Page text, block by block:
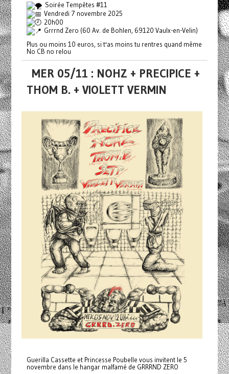
Soirée Tempêtes #11
Vendredi 7 novembre 2025
20h00
Grrrnd Zero (60 Av. de Bohlen, 69120 Vaulx-en-Velin)
Plus ou moins 10 euros, si t'as moins tu rentres quand même
No CB no relou
MER 05/11 : NOHZ + PRECIPICE +
THOM B. + VIOLETT VERMIN
Guerilla Cassette et Princesse Poubelle vous invitent le 5
novembre dans le hangar malfamé de GRRRND ZERO